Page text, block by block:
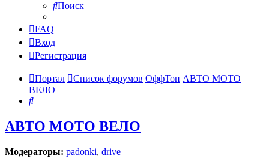
Поиск
FAQ
Вход
Регистрация
Портал Список форумов ОффТоп АВТО МОТО
ВЕЛО
Поиск
АВТО МОТО ВЕЛО
Модераторы: padonki, drive